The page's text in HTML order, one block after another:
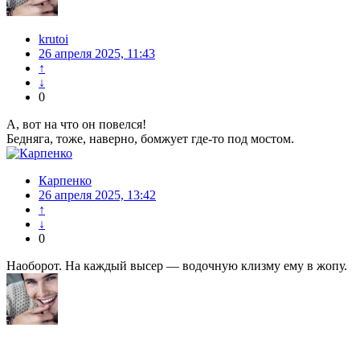
krutoi
26 апреля 2025, 11:43
↑
↓
0
А, вот на что он повелся!
Бедняга, тоже, наверно, бомжует где-то под мостом.
Карпенко
26 апреля 2025, 13:42
↑
↓
0
Наоборот. На каждый высер — водочную клизму ему в жопу.